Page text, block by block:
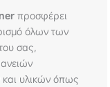
προσφέρει
όλων των
σας,
υλικών όπως